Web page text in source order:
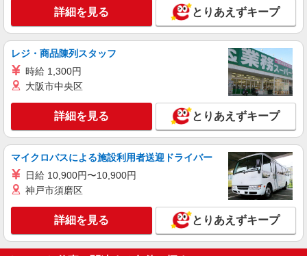
詳細を見る とりあえずキープ
レジ・商品陳列スタッフ
時給 1,300円
大阪市中央区
詳細を見る とりあえずキープ
マイクロバスによる施設利用者送迎ドライバー
日給 10,900円〜10,900円
神戸市須磨区
詳細を見る とりあえずキープ